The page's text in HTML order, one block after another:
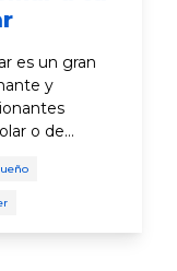
es un gran
y
o de
tu niño a
el